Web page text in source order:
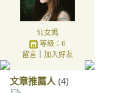
仙女媽
等級：6
留言｜ 加入好友
文章推薦人 (4)